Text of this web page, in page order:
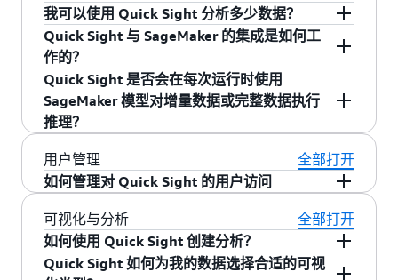
（如 Salesforce）导入数据。我们会不断为 Quick
Sight 添加新的数据来源。您可以在此处找到受支
持的数据来源的最新列表。
们上传到 Amazon S3 存储桶并将 Quick Sight 指
向 S3 对象。
账户中可用的 AWS 数据来源。您可以立即开始浏
览数据并构建可视化内容。通过提供其他 AWS 数
据源的连接详细信息，您还可以明确连接到这些
不在您账户中或在不同区域中的数据来源。
通过 Quick Sight，您可以为尚未可视化就绪的数
据做好准备。选择连接对话框中的“准备/预览数
据”按钮。Quick Sight 支持通过各种功能来格式化
和转换数据。您可以给数据字段取别名并更改数
据类型。您可以使用内置的筛选器创建一个数据
子集，然后使用拖放功能执行数据库连接操作。
您还可以使用数学运算创建计算字段，并创建各
种内置函数，如条件语句、字符串、数字和日期
函数。
我可以使用 Quick Sight 分析多少数据？
有了 Quick Sight，您不必再为数据规模而担心。
您可以无缝地将数据从数百 GB 增长到数 TB，而
且无需管理任何基础设施。
Quick Sight 与 SageMaker 的集成是如何工
作的？
第一步是连接要从中提取数据的数据来源。当您
连接到数据来源后，立即选择“用 SageMaker 进行
增强”选项。从那里开始，从您的 AWS 账户中的
SageMaker 模型列表中选择您要使用的模型并提
供架构文件，该文件是 JSON 格式的文件，包含
输入、输出和运行时系统设置。查看输入架构与
数据集中的列的映射。完成后，您可以立即执行
此作业并开始运行推理。
Quick Sight 是否会在每次运行时使用
SageMaker 模型对增量数据或完整数据执行
推理？
Quick Sight 每次刷新时都会对完整数据进行推
理。
用户管理
全部打开
如何管理对 Quick Sight 的用户访问
当您创建新的 Quick Sight 账户时，将默认获得管
理权限。如果您受邀成为 Quick Sight 用户，邀请
人将为您分配 ADMIN 或 USER 角色。若获得
可视化与分析
全部打开
如何使用 Quick Sight 创建分析？
创建分析非常简单。Quick Sight 会无缝地发现您
Quick Sight 如何为我的数据选择合适的可视